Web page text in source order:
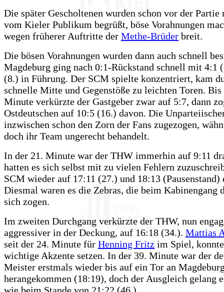
Die später Gescholtenen wurden schon vor der
vom Kieler Publikum begrüßt, böse Vorahnungen
wegen früherer Auftritte der Methe-Brüder breit.
Die bösen Vorahnungen wurden dann auch schnell
Magdeburg ging nach 0:1-Rückstand schnell mit 4:1
(8.) in Führung. Der SCM spielte konzentriert, kam
schnelle Mitte und Gegenstöße zu leichten Toren. Bis
Minute verkürzte der Gastgeber zwar auf 5:7, dann
Ostdeutschen auf 10:5 (16.) davon. Die
inzwischen schon den Zorn der Fans zugezogen,
doch ihr Team ungerecht behandelt.
In der 21. Minute war der THW immerhin auf 9:11
hatten es sich selbst mit zu vielen Fehlern
SCM wieder auf 17:11 (27.) und 18:13 (Pausenstand)
Diesmal waren es die Zebras, die beim Kabinengang
sich zogen.
Im zweiten Durchgang verkürzte der THW, nun
aggressiver in der Deckung, auf 16:18 (34.). Mattias
seit der 24. Minute für Henning Fritz im Spiel,
wichtige Akzente setzen. In der 39. Minute war der
Meister erstmals wieder bis auf ein Tor an
herangekommen (18:19), doch der Ausgleich gelang